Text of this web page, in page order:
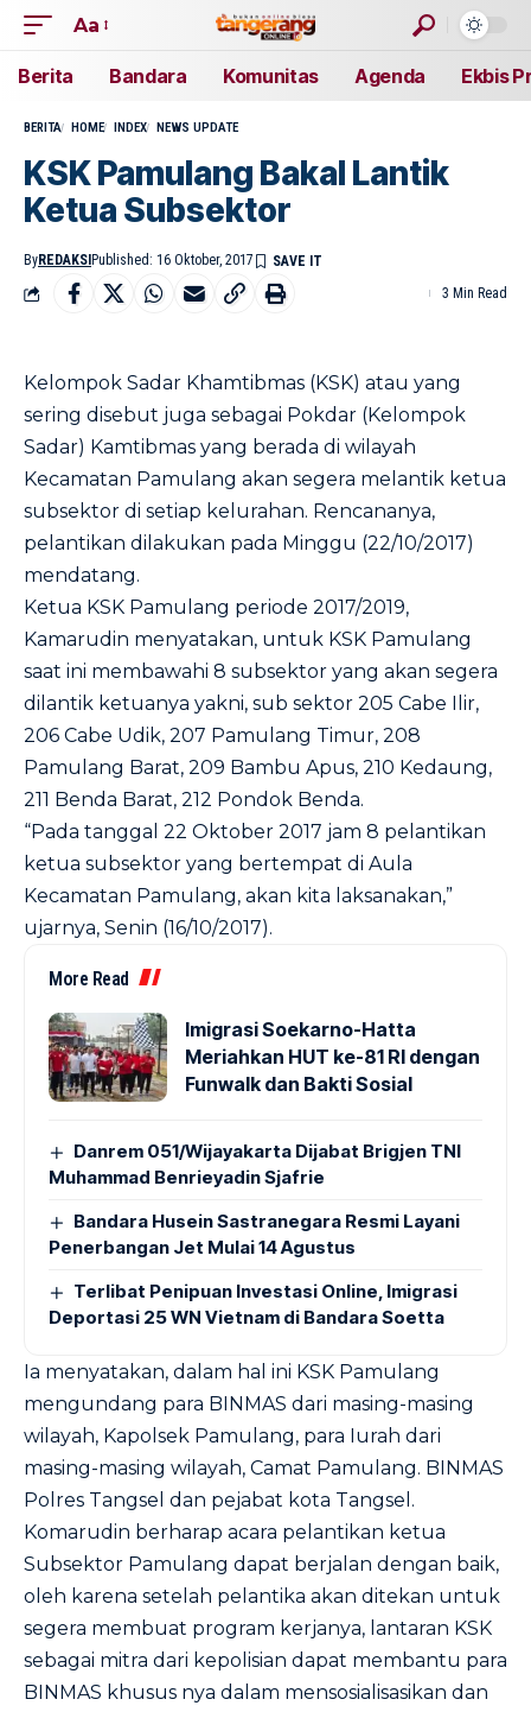
Aa
Berita Bandara Komunitas Agenda Ekbis
BERITA HOME INDEX NEWS UPDATE
KSK Pamulang Bakal Lantik
Ketua Subsektor
ByREDAKSI Published: 16 Oktober, 2017
3 Min Read
Kelompok Sadar Khamtibmas (KSK) atau yang
sering disebut juga sebagai Pokdar (Kelompok
Sadar) Kamtibmas yang berada di wilayah
Kecamatan Pamulang akan segera melantik ketua
subsektor di setiap kelurahan. Rencananya,
pelantikan dilakukan pada Minggu (22/10/2017)
mendatang.
Ketua KSK Pamulang periode 2017/2019,
Kamarudin menyatakan, untuk KSK Pamulang
saat ini membawahi 8 subsektor yang akan segera
dilantik ketuanya yakni, sub sektor 205 Cabe Ilir,
206 Cabe Udik, 207 Pamulang Timur, 208
Pamulang Barat, 209 Bambu Apus, 210 Kedaung,
211 Benda Barat, 212 Pondok Benda.
“Pada tanggal 22 Oktober 2017 jam 8 pelantikan
ketua subsektor yang bertempat di Aula
Kecamatan Pamulang, akan kita laksanakan,”
ujarnya, Senin (16/10/2017).
More Read
Imigrasi Soekarno-Hatta
Meriahkan HUT ke-81 RI dengan
Funwalk dan Bakti Sosial
Danrem 051/Wijayakarta Dijabat Brigjen TNI
Muhammad Benrieyadin Sjafrie
Bandara Husein Sastranegara Resmi Layani
Penerbangan Jet Mulai 14 Agustus
Terlibat Penipuan Investasi Online, Imigrasi
Deportasi 25 WN Vietnam di Bandara Soetta
Ia menyatakan, dalam hal ini KSK Pamulang
mengundang para BINMAS dari masing-masing
wilayah, Kapolsek Pamulang, para Iurah dari
masing-masing wilayah, Camat Pamulang. BINMAS
Polres Tangsel dan pejabat kota Tangsel.
Komarudin berharap acara pelantikan ketua
Subsektor Pamulang dapat berjalan dengan baik,
oleh karena setelah pelantika akan ditekan untuk
segera membuat program kerjanya, lantaran KSK
sebagai mitra dari kepolisian dapat membantu para
BINMAS khusus nya dalam mensosialisasikan dan